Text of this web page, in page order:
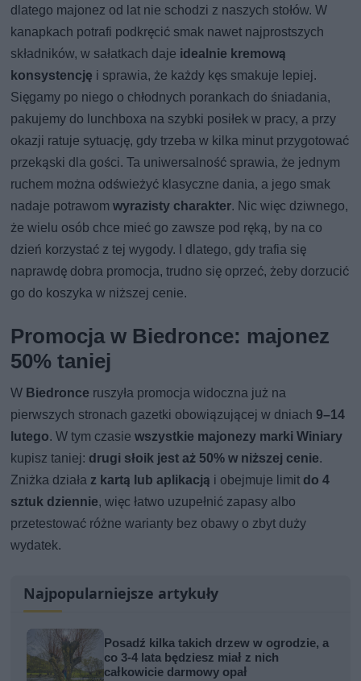
dlatego majonez od lat nie schodzi z naszych stołów. W
kanapkach potrafi podkręcić smak nawet najprostszych
składników, w sałatkach daje idealnie kremową
konsystencję i sprawia, że każdy kęs smakuje lepiej.
Sięgamy po niego o chłodnych porankach do śniadania,
pakujemy do lunchboxa na szybki posiłek w pracy, a przy
okazji ratuje sytuację, gdy trzeba w kilka minut przygotować
przekąski dla gości. Ta uniwersalność sprawia, że jednym
ruchem można odświeżyć klasyczne dania, a jego smak
nadaje potrawomwyrazisty charakter. Nic więc dziwnego,
że wielu osób chce mieć go zawsze pod ręką, by na co
dzień korzystać z tej wygody. I dlatego, gdy trafia się
naprawdę dobra promocja, trudno się oprzeć, żeby dorzucić
go do koszyka w niższej cenie.
Promocja w Biedronce: majonez
50% taniej
W Biedronce ruszyła promocja widoczna już na
pierwszych stronach gazetki obowiązującej w dniach9–14
lutego. W tym czasiewszystkie majonezy marki Winiary
kupisz taniej: drugi słoik jest aż 50% w niższej cenie.
Zniżka działa z kartą lub aplikacją i obejmuje limit do 4
sztuk dziennie, więc łatwo uzupełnić zapasy albo
przetestować różne warianty bez obawy o zbyt duży
wydatek.
Najpopularniejsze artykuły
Posadź kilka takich drzew w ogrodzie, a
co 3-4 lata będziesz miał z nich
całkowicie darmowy opał